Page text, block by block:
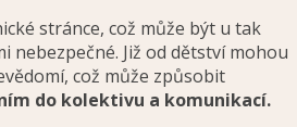
stránce, což může být u tak
nebezpečné. Již od dětství mohou
což může způsobit
do kolektivu a komunikací.